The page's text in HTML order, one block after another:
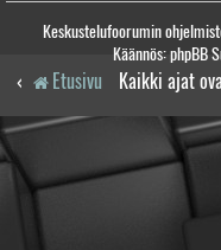
Keskustelufoorumin
Käännös: phpBB
Etusivu Kaikki ajat